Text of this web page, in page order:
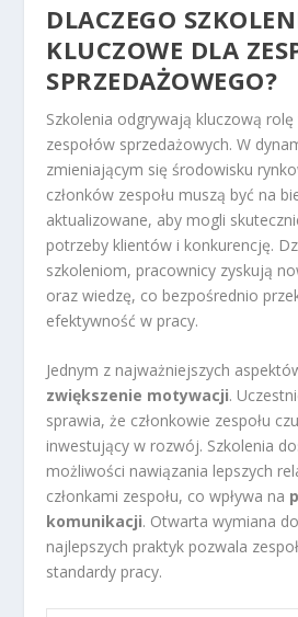
DLACZEGO
KLUCZOWE DLA
SPRZEDAŻOWEGO?
Szkolenia odgrywają kluczową
zespołów sprzedażowych. W
zmieniającym się środowisku
członków zespołu muszą być na
aktualizowane, aby mogli
potrzeby klientów i konkurencję.
szkoleniom, pracownicy zyskują
oraz wiedzę, co bezpośrednio
efektywność w pracy.
Jednym z najważniejszych
zwiększenie motywacji.
sprawia, że członkowie zespołu
inwestujący w rozwój. Szkolenia
możliwości nawiązania lepszych
członkami zespołu, co wpływa na
komunikacji. Otwarta wymiana
najlepszych praktyk pozwala
standardy pracy.